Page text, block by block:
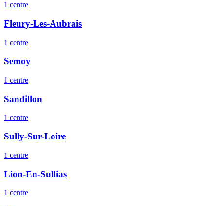
1 centre
Fleury-Les-Aubrais
1 centre
Semoy
1 centre
Sandillon
1 centre
Sully-Sur-Loire
1 centre
Lion-En-Sullias
1 centre